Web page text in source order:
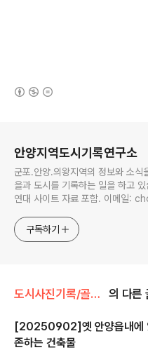
안양지역도시기록연구소
군포.안양.의왕지역의 정보와 소식
을과 도시를 기록하는 일을 하고 있습니다. (구)안양지역시민
연대 사이트 자료 포함. 이메일:
구독하기
도시사진기록/골목풍경 의 다른
[20250902]옛 안양읍내에
존하는 건축물